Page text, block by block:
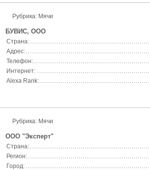
Рубрика: Мячи
БУВИС, ООО
Страна:
Адрес:
Телефон:
Интернет:
Alexa Rank:
Рубрика: Мячи
ООО "Эксперт"
Страна:
Регион:
Город: